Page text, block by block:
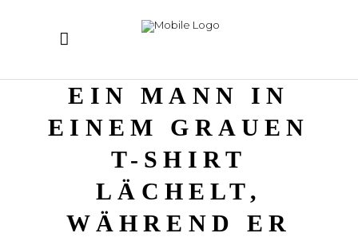
EIN MANN IN
EINEM GRAUEN
T-SHIRT
LÄCHELT,
WÄHREND ER